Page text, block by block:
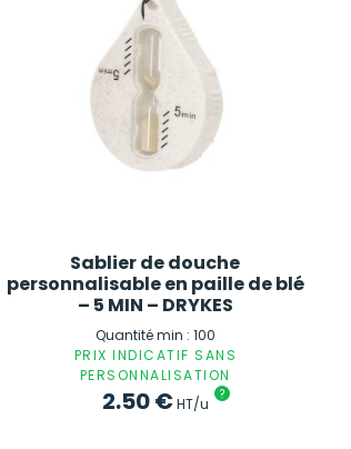
Sablier de douche
personnalisable en paille de blé
– 5 MIN – DRYKES
Quantité min : 100
PRIX INDICATIF SANS
PERSONNALISATION
2.50€HT/u
?